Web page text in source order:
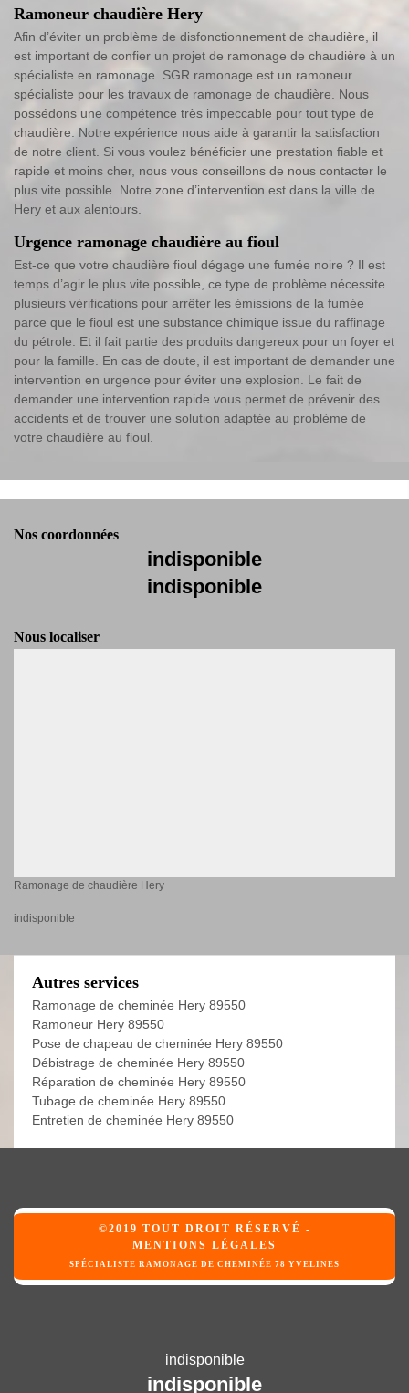
Ramoneur chaudière Hery
Afin d’éviter un problème de disfonctionnement de chaudière, il
est important de confier un projet de ramonage de chaudière à un
spécialiste en ramonage. SGR ramonage est un ramoneur
spécialiste pour les travaux de ramonage de chaudière. Nous
possédons une compétence très impeccable pour tout type de
chaudière. Notre expérience nous aide à garantir la satisfaction
de notre client. Si vous voulez bénéficier une prestation fiable et
rapide et moins cher, nous vous conseillons de nous contacter le
plus vite possible. Notre zone d’intervention est dans la ville de
Hery et aux alentours.
Urgence ramonage chaudière au fioul
Est-ce que votre chaudière fioul dégage une fumée noire ? Il est
temps d’agir le plus vite possible, ce type de problème nécessite
plusieurs vérifications pour arrêter les émissions de la fumée
parce que le fioul est une substance chimique issue du raffinage
du pétrole. Et il fait partie des produits dangereux pour un foyer et
pour la famille. En cas de doute, il est important de demander une
intervention en urgence pour éviter une explosion. Le fait de
demander une intervention rapide vous permet de prévenir des
accidents et de trouver une solution adaptée au problème de
votre chaudière au fioul.
Nos coordonnées
indisponible
indisponible
Nous localiser
Ramonage de chaudière Hery
indisponible
Autres services
Ramonage de cheminée Hery 89550
Ramoneur Hery 89550
Pose de chapeau de cheminée Hery 89550
Débistrage de cheminée Hery 89550
Réparation de cheminée Hery 89550
Tubage de cheminée Hery 89550
Entretien de cheminée Hery 89550
©2019 TOUT DROIT RÉSERVÉ -
MENTIONS LÉGALES
SPÉCIALISTE RAMONAGE DE CHEMINÉE 78 YVELINES
indisponible
indisponible